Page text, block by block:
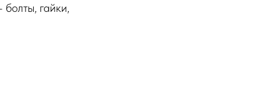
болты, гайки,